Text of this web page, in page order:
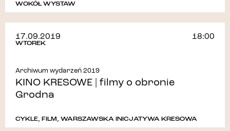
WOKÓŁ WYSTAW
17.09.2019
WTOREK
18:00
Archiwum wydarzeń 2019
KINO KRESOWE | filmy o obronie
Grodna
CYKLE, FILM, WARSZAWSKA INICJATYWA KRESOWA